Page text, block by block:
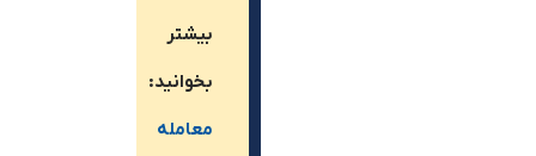
بیشتر
بخوانید:
معامله